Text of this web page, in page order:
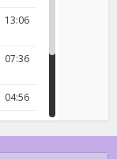
13:06
07:36
04:56
18:00
04:43